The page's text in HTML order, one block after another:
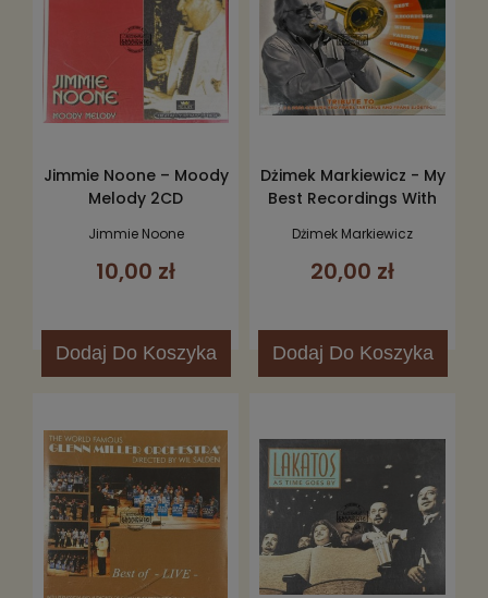
Jimmie Noone – Moody
Melody 2CD
Jimmie Noone
10,00 zł
Dodaj Do Koszyka
Dżimek Markiewicz - My
Best Recordings With
Dżimek Markiewicz
20,00 zł
Dodaj Do Koszyka